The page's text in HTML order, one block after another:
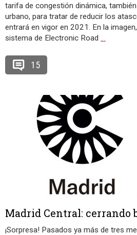
tarifa de congestión dinámica,
urbano, para tratar de reducir los
entrará en vigor en 2021. En la
sistema de Electronic Road …
15
Madrid Central: cerrando
¡Sorpresa! Pasados ya más de tres